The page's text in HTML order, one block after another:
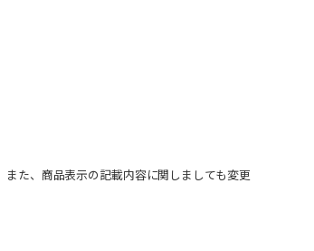
た、商品表示の記載内容に関しましても変更